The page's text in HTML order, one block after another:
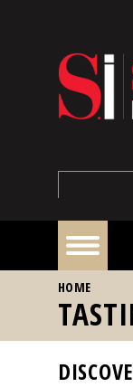
Home
YOU ARE HERE
HOME